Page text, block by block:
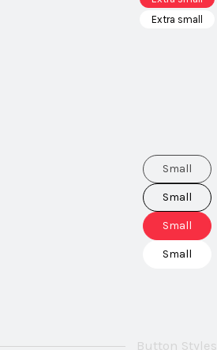
Extra small
Small
Small
Small
Small
Button Styles